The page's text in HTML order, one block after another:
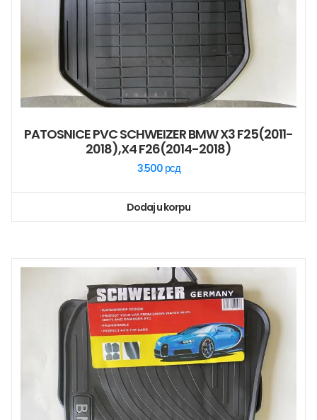
PATOSNICE PVC SCHWEIZER BMW X3 F25(2011-
2018),X4 F26(2014-2018)
3.500 рсд
Dodaj u korpu